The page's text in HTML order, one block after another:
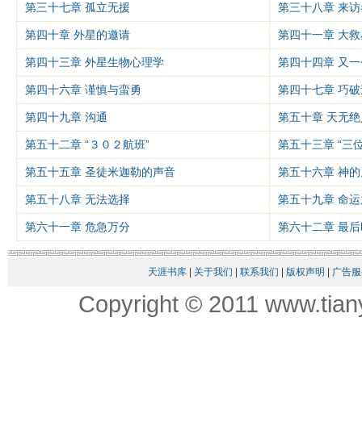
第三十七章 孤立无援 第三十八章 来
第四十章 外星的邀请 第四十一章 大
第四十三章 外星生物心理学 第四十四章 又
第四十六章 谨慎与蛮勇 第四十七章 巧
第四十九章 沟通 第五十章 天无
第五十二章 “３０２航班” 第五十三章 “三
第五十五章 圣徒米迦勒的声音 第五十六章 神
第五十八章 无法选择 第五十九章 命
第六十一章 危急万分 第六十二章 最
天涯书库| 关于我们 联系我们 版权声明 广告
Copyright © 2011